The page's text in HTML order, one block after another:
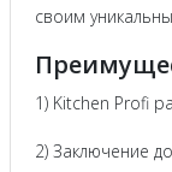
своим
1) Kitchen Profi
2) Заключение